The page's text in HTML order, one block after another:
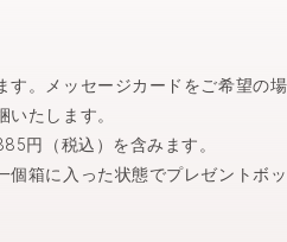
。メッセージカードをご希望の
たします。
円（税込）を含みます。
箱に入った状態でプレゼントボ